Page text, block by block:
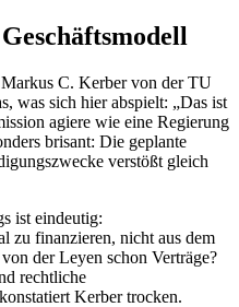
C. Kerber von der TU
was sich hier abspielt: „Das ist
agiere wie eine Regierung
brisant: Die geplante
verstößt gleich
ist eindeutig:
zu finanzieren, nicht aus dem
der Leyen schon Verträge?
rechtliche
Kerber trocken.